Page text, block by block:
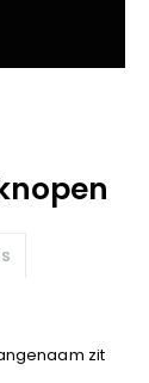
zit